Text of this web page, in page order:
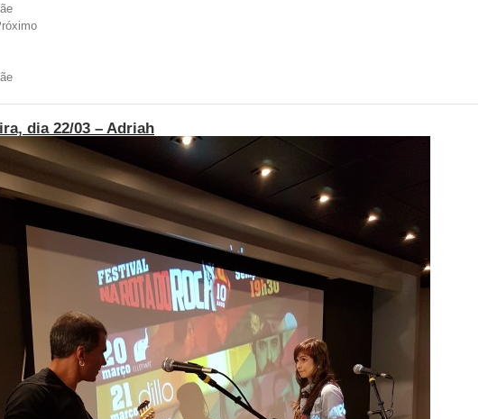
dia 22/03 – Adriah